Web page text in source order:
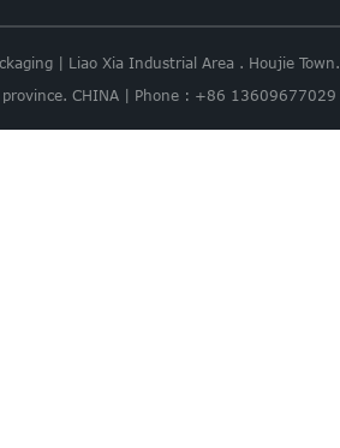
| Liao Xia Industrial Area . Houjie Town.
province. CHINA | Phone : +86 13609677029